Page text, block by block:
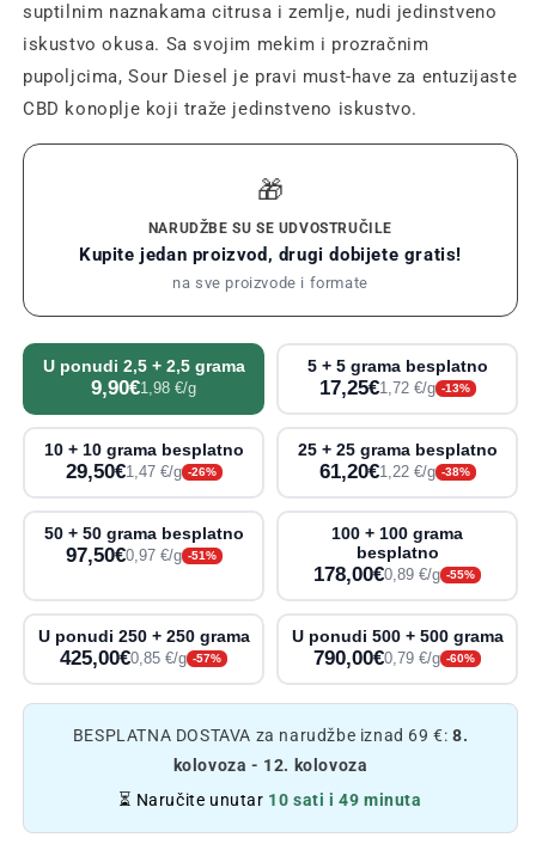
suptilnim naznakama citrusa i zemlje, nudi jedinstveno
iskustvo okusa. Sa svojim mekim i prozračnim
pupoljcima, Sour Diesel je pravi must-have za entuzijaste
CBD konoplje koji traže jedinstveno iskustvo.
🎁
NARUDŽBE SU SE UDVOSTRUČILE
Kupite jedan proizvod, drugi dobijete gratis!
na sve proizvode i formate
U ponudi 2,5 + 2,5 grama
9,90€1,98 €/g
5 + 5 grama besplatno
17,25€1,72 €/g -13%
10 + 10 grama besplatno
29,50€1,47 €/g -26%
25 + 25 grama besplatno
61,20€1,22 €/g -38%
50 + 50 grama besplatno
97,50€0,97 €/g -51%
100 + 100 grama
besplatno
178,00€0,89 €/g -55%
U ponudi 250 + 250 grama
425,00€0,85 €/g -57%
U ponudi 500 + 500 grama
790,00€0,79 €/g -60%
BESPLATNA DOSTAVA za narudžbe iznad 69 €: 8.
kolovoza - 12. kolovoza
⏳ Naručite unutar 10 sati i 49 minuta